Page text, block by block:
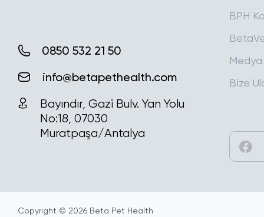
info@betapethealth.com
BPH
Medya
Bize